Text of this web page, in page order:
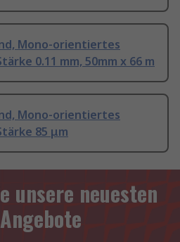
Mono-orientiertes
0.11 mm, 50mm x 66 m
Mono-orientiertes
85 μm
unsere neuesten